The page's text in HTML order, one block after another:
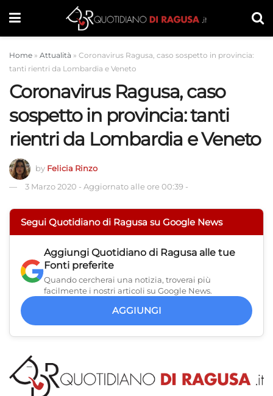
Home » Attualità » Coronavirus Ragusa, caso sospetto in provincia:
tanti rientri da Lombardia e Veneto
Coronavirus Ragusa, caso
sospetto in provincia: tanti
rientri da Lombardia e Veneto
by Felicia Rinzo
3 Marzo 2020 - Aggiornato alle ore 00:39 -
Segui Quotidiano di Ragusa su Google News
Aggiungi Quotidiano di Ragusa alle tue
Fonti preferite
Quando cercherai una notizia, troverai più
facilmente i nostri articoli su Google News.
AGGIUNGI